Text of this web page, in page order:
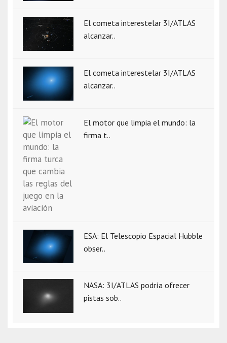
El cometa interestelar 3I/ATLAS
alcanzar..
El cometa interestelar 3I/ATLAS
alcanzar..
El motor que limpia el mundo: la
firma t..
ESA: El Telescopio Espacial Hubble
obser..
NASA: 3I/ATLAS podría ofrecer
pistas sob..